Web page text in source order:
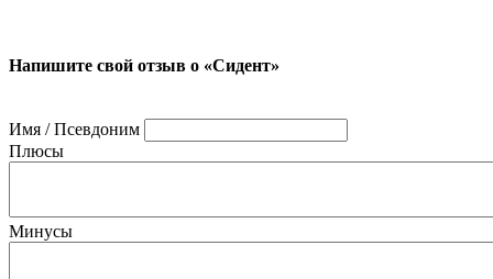
Напишите свой отзыв о «Сидент»
Имя / Псевдоним
Плюсы
Минусы